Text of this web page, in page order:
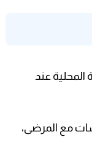
المحلية عند
مع المرضى،